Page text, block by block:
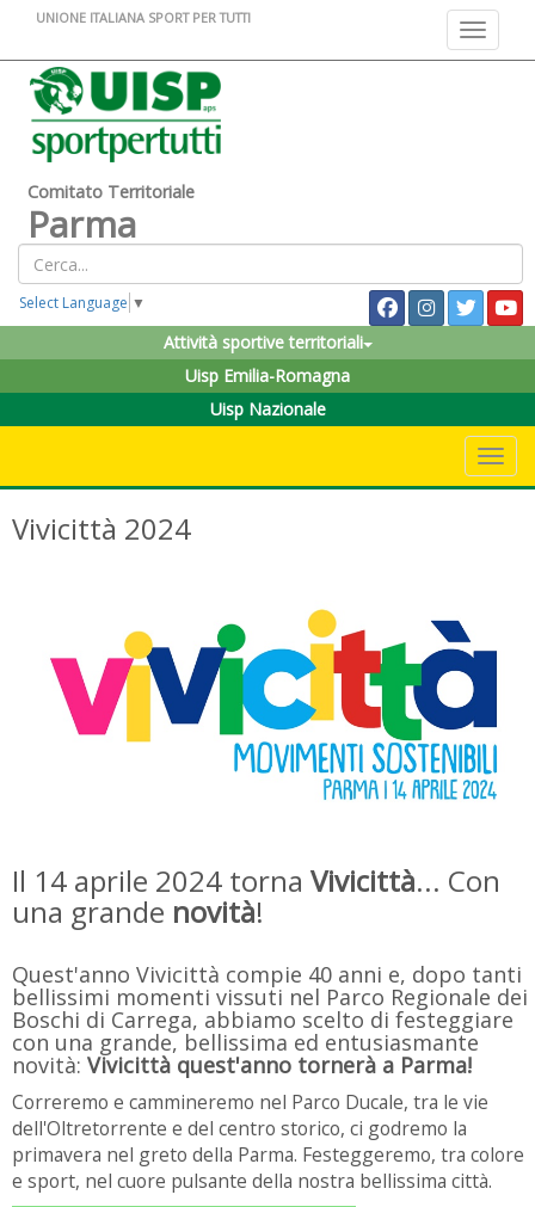
Toggle
UNIONE ITALIANA SPORT PER TUTTI
Comitato Territoriale
Parma
Select Language ▼
Attività sportive territoriali
Uisp Emilia-Romagna
Uisp Nazionale
Vivicittà 2024
Il 14 aprile 2024 torna Vivicittà... Con
una grande novità!
Quest'anno Vivicittà compie 40 anni e, dopo tanti
bellissimi momenti vissuti nel Parco Regionale dei
Boschi di Carrega, abbiamo scelto di festeggiare
con una grande, bellissima ed entusiasmante
novità: Vivicittà quest'anno tornerà a Parma!
Correremo e cammineremo nel Parco Ducale, tra le vie
dell'Oltretorrente e del centro storico, ci godremo la
primavera nel greto della Parma. Festeggeremo, tra colore
e sport, nel cuore pulsante della nostra bellissima città.